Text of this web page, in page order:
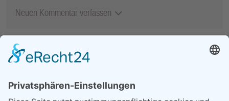
Neuen Kommentar verfassen
MEIST GELESEN
Ladies – mehr als ein
Flohmarkt